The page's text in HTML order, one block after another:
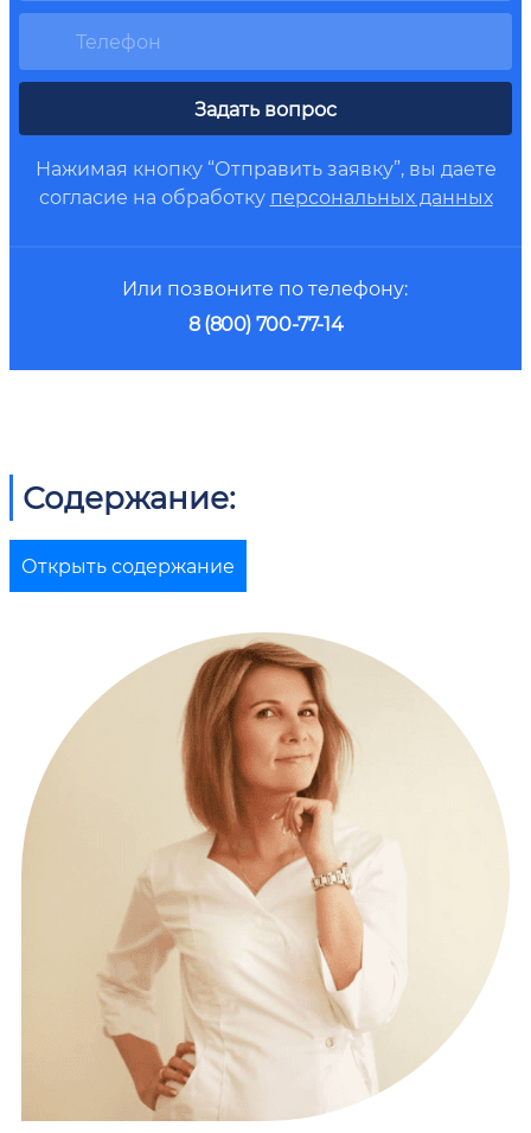
Задать вопрос
Нажимая кнопку “Отправить заявку”, вы даете
согласие на обработку персональных данных
Или позвоните по телефону:
8 (800) 700-77-14
Содержание:
Открыть содержание